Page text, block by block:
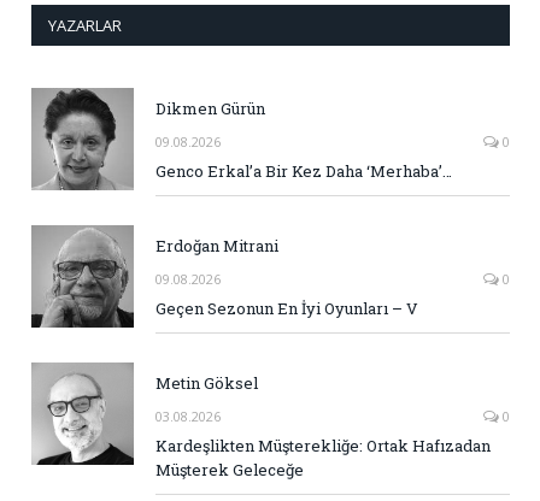
YAZARLAR
Dikmen Gürün
09.08.2026 0
Genco Erkal’a Bir Kez Daha ‘Merhaba’…
Erdoğan Mitrani
09.08.2026 0
Geçen Sezonun En İyi Oyunları – V
Metin Göksel
03.08.2026 0
Kardeşlikten Müşterekliğe: Ortak Hafızadan
Müşterek Geleceğe